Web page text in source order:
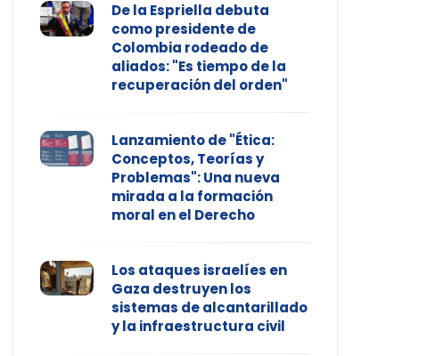
De la Espriella debuta
como presidente de
Colombia rodeado de
aliados: "Es tiempo de la
recuperación del orden"
Lanzamiento de "Ética:
Conceptos, Teorías y
Problemas": Una nueva
mirada a la formación
moral en el Derecho
Los ataques israelíes en
Gaza destruyen los
sistemas de alcantarillado
y la infraestructura civil